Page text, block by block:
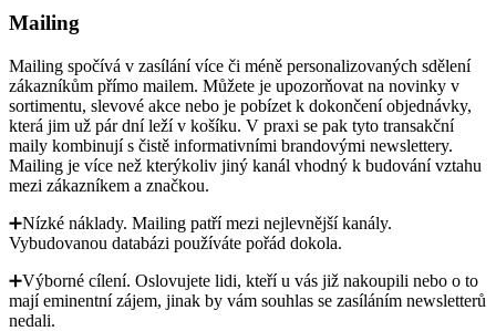
Mailing
Mailing spočívá v zasílání více či méně personalizovaných sdělení
zákazníkům přímo mailem. Můžete je upozorňovat na novinky v
sortimentu, slevové akce nebo je pobízet k dokončení objednávky,
která jim už pár dní leží v košíku. V praxi se pak tyto transakční
maily kombinují s čistě informativními brandovými newslettery.
Mailing je více než kterýkoliv jiný kanál vhodný k budování vztahu
mezi zákazníkem a značkou.
➕Nízké náklady. Mailing patří mezi nejlevnější kanály.
Vybudovanou databázi používáte pořád dokola.
➕Výborné cílení. Oslovujete lidi, kteří u vás již nakoupili nebo o to
mají eminentní zájem, jinak by vám souhlas se zasíláním newsletterů
nedali.